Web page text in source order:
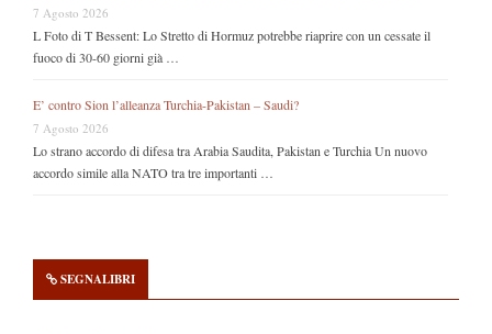
7 Agosto 2026
L Foto di T Bessent: Lo Stretto di Hormuz potrebbe riaprire con un cessate il
fuoco di 30-60 giorni già …
E’ contro Sion l’alleanza Turchia-Pakistan – Saudi?
7 Agosto 2026
Lo strano accordo di difesa tra Arabia Saudita, Pakistan e Turchia Un nuovo
accordo simile alla NATO tra tre importanti …
SEGNALIBRI